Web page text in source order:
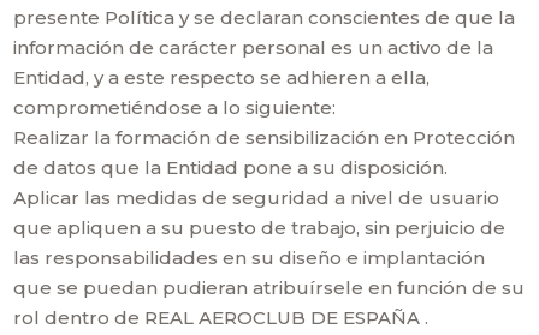
presente Política y se declaran conscientes de que la
información de carácter personal es un activo de la
Entidad, y a este respecto se adhieren a ella,
comprometiéndose a lo siguiente:
Realizar la formación de sensibilización en Protección
de datos que la Entidad pone a su disposición.
Aplicar las medidas de seguridad a nivel de usuario
que apliquen a su puesto de trabajo, sin perjuicio de
las responsabilidades en su diseño e implantación
que se puedan pudieran atribuírsele en función de su
rol dentro de REAL AEROCLUB DE ESPAÑA .